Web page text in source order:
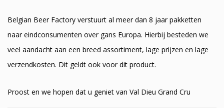
Belgian Beer Factory verstuurt al meer dan 8 jaar pakketten
naar eindconsumenten over gans Europa. Hierbij besteden we
veel aandacht aan een breed assortiment, lage prijzen en lage
verzendkosten. Dit geldt ook voor dit product.
Proost en we hopen dat u geniet van Val Dieu Grand Cru